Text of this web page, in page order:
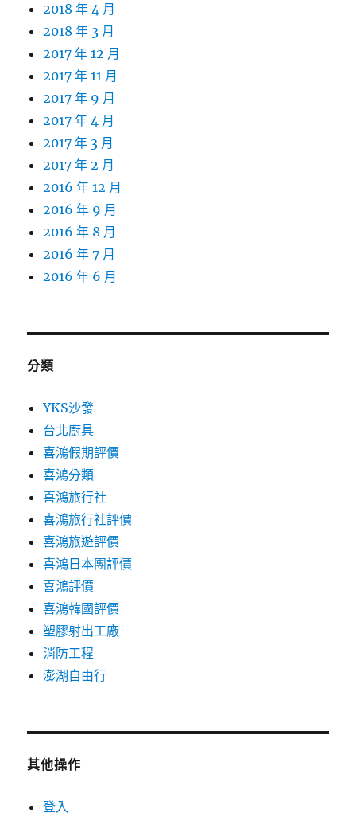
2018 年 4 月
2018 年 3 月
2017 年 12 月
2017 年 11 月
2017 年 9 月
2017 年 4 月
2017 年 3 月
2017 年 2 月
2016 年 12 月
2016 年 9 月
2016 年 8 月
2016 年 7 月
2016 年 6 月
分類
YKS沙發
台北廚具
喜鴻假期評價
喜鴻分類
喜鴻旅行社
喜鴻旅行社評價
喜鴻旅遊評價
喜鴻日本團評價
喜鴻評價
喜鴻韓國評價
塑膠射出工廠
消防工程
澎湖自由行
其他操作
登入